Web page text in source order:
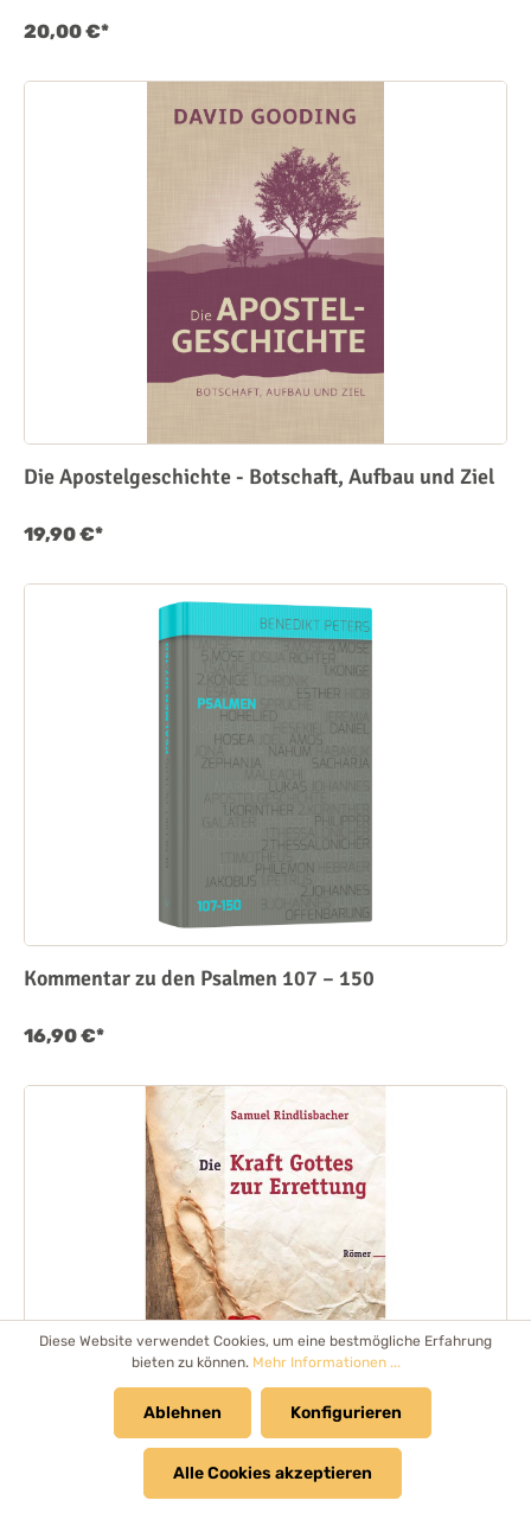
20,00 €*
Die Apostelgeschichte - Botschaft, Aufbau und Ziel
19,90 €*
Kommentar zu den Psalmen 107 – 150
16,90 €*
Die Kraft Gottes zur Errettung: Römer
Diese Website verwendet Cookies, um eine bestmögliche Erfahrung
bieten zu können. Mehr Informationen ...
Ablehnen Konfigurieren
Alle Cookies akzeptieren